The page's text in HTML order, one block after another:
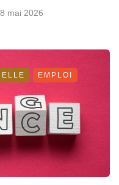
mai 2026
EMPLOI